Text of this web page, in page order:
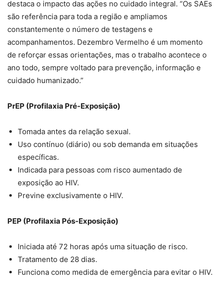
destaca o impacto das ações no cuidado integral. “Os SAEs
são referência para toda a região e ampliamos
constantemente o número de testagens e
acompanhamentos. Dezembro Vermelho é um momento
de reforçar essas orientações, mas o trabalho acontece o
ano todo, sempre voltado para prevenção, informação e
cuidado humanizado.”
PrEP (Profilaxia Pré-Exposição)
Tomada antes da relação sexual.
Uso contínuo (diário) ou sob demanda em situações
específicas.
Indicada para pessoas com risco aumentado de
exposição ao HIV.
Previne exclusivamente o HIV.
PEP (Profilaxia Pós-Exposição)
Iniciada até 72 horas após uma situação de risco.
Tratamento de 28 dias.
Funciona como medida de emergência para evitar o HIV.